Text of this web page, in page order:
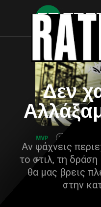
Δεν
Αν ψάχνεις
το στιλ, τη δράση
θα μας βρεις
στην